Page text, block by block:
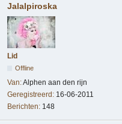
Jalalpiroska
Lid
Offline
Van:Alphen aan den rijn
Geregistreerd: 16-06-2011
Berichten: 148